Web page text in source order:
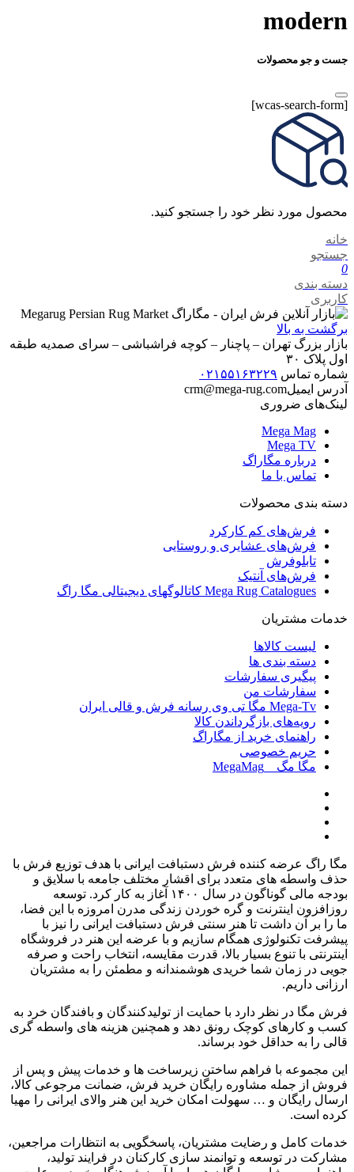
modern
جست و جو محصولات
[wcas-search-form]
محصول مورد نظر خود را جستجو کنید.
خانه
جستجو
0
دسته بندی
کاربری
برگشت به بالا
بازار بزرگ تهران – پاچنار – کوچه فراشباشی – سرای صمدیه طبقه
اول پلاک ۳۰
شماره تماس ۰۲۱۵۵۱۶۳۲۲۹
آدرس ایمیلcrm@mega-rug.com
لینک‌های ضروری
Mega Mag
Mega TV
درباره مگاراگ
تماس با ما
دسته بندی محصولات
فرش‌های کم کارکرد
فرش‌های عشایری و روستایی
تابلوفرش
فرش‌های آنتیک
Mega Rug Catalogues کاتالوگهای دیجیتالی مگا راگ
خدمات مشتریان
لیست کالاها
دسته بندی ها
پیگیری سفارشات
سفارشات من
Mega-Tv مگا تی وی رسانه فرش و قالی ایران
رویه‌های بازگرداندن کالا
راهنمای خرید از مگاراگ
حریم خصوصی
مگا مگ _ MegaMag
مگا راگ عرضه کننده فرش دستبافت ایرانی با هدف توزیع فرش با
حذف واسطه های متعدد برای اقشار مختلف جامعه با سلایق و
بودجه مالی گوناگون در سال
آغاز به کار کرد. توسعه
روزافزون اینترنت و گره خوردن زندگی مدرن امروزه با این فضا،
ما را بر آن داشت تا هنر سنتی فرش دستبافت ایرانی را نیز با
پیشرفت تکنولوژی همگام سازیم و با عرضه این هنر در فروشگاه
اینترنتی با تنوع بسیار بالا، قدرت مقایسه، انتخاب راحت و صرفه
جویی در زمان شما خریدی هوشمندانه و مطمئن را به مشتریان
ارزانی داریم.
فرش مگا در نظر دارد با حمایت از تولیدکنندگان و بافندگان خرد به
کسب و کارهای کوچک رونق دهد و همچنین هزینه های واسطه گری
قالی را به حداقل خود برساند.
این مجموعه با فراهم ساختن زیرساخت ها و خدمات پیش و پس از
فروش از جمله مشاوره رایگان خرید فرش، ضمانت مرجوعی کالا،
ارسال رایگان و … سهولت امکان خرید این هنر والای ایرانی را مهیا
کرده است.
خدمات کامل و رضایت مشتریان، پاسخگویی به انتظارات مراجعین،
مشارکت در توسعه و توانمند سازی کارکنان در فرایند تولید،